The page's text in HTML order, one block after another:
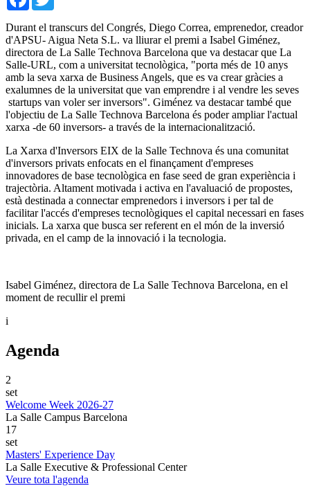
Durant el transcurs del Congrés, Diego Correa, emprenedor, creador
d'APSU- Aigua Neta S.L. va lliurar el premi a Isabel Giménez,
directora de La Salle Technova Barcelona que va destacar que La
Salle-URL, com a universitat tecnològica, "porta més de 10 anys
amb la seva xarxa de Business Angels, que es va crear gràcies a
exalumnes de la universitat que van emprendre i al vendre les seves
startups van voler ser inversors". Giménez va destacar també que
l'objectiu de La Salle Technova Barcelona és poder ampliar l'actual
xarxa -de 60 inversors- a través de la internacionalització.
La Xarxa d'Inversors EIX de la Salle Technova és una comunitat
d'inversors privats enfocats en el finançament d'empreses
innovadores de base tecnològica en fase seed de gran experiència i
trajectòria. Altament motivada i activa en l'avaluació de propostes,
està destinada a connectar emprenedors i inversors i per tal de
facilitar l'accés d'empreses tecnològiques el capital necessari en fases
inicials. La xarxa que busca ser referent en el món de la inversió
privada, en el camp de la innovació i la tecnologia.
Isabel Giménez, directora de La Salle Technova Barcelona, en el
moment de recullir el premi
i
Agenda
2
set
Welcome Week 2026-27
La Salle Campus Barcelona
17
set
Masters' Experience Day
La Salle Executive & Professional Center
Veure tota l'agenda